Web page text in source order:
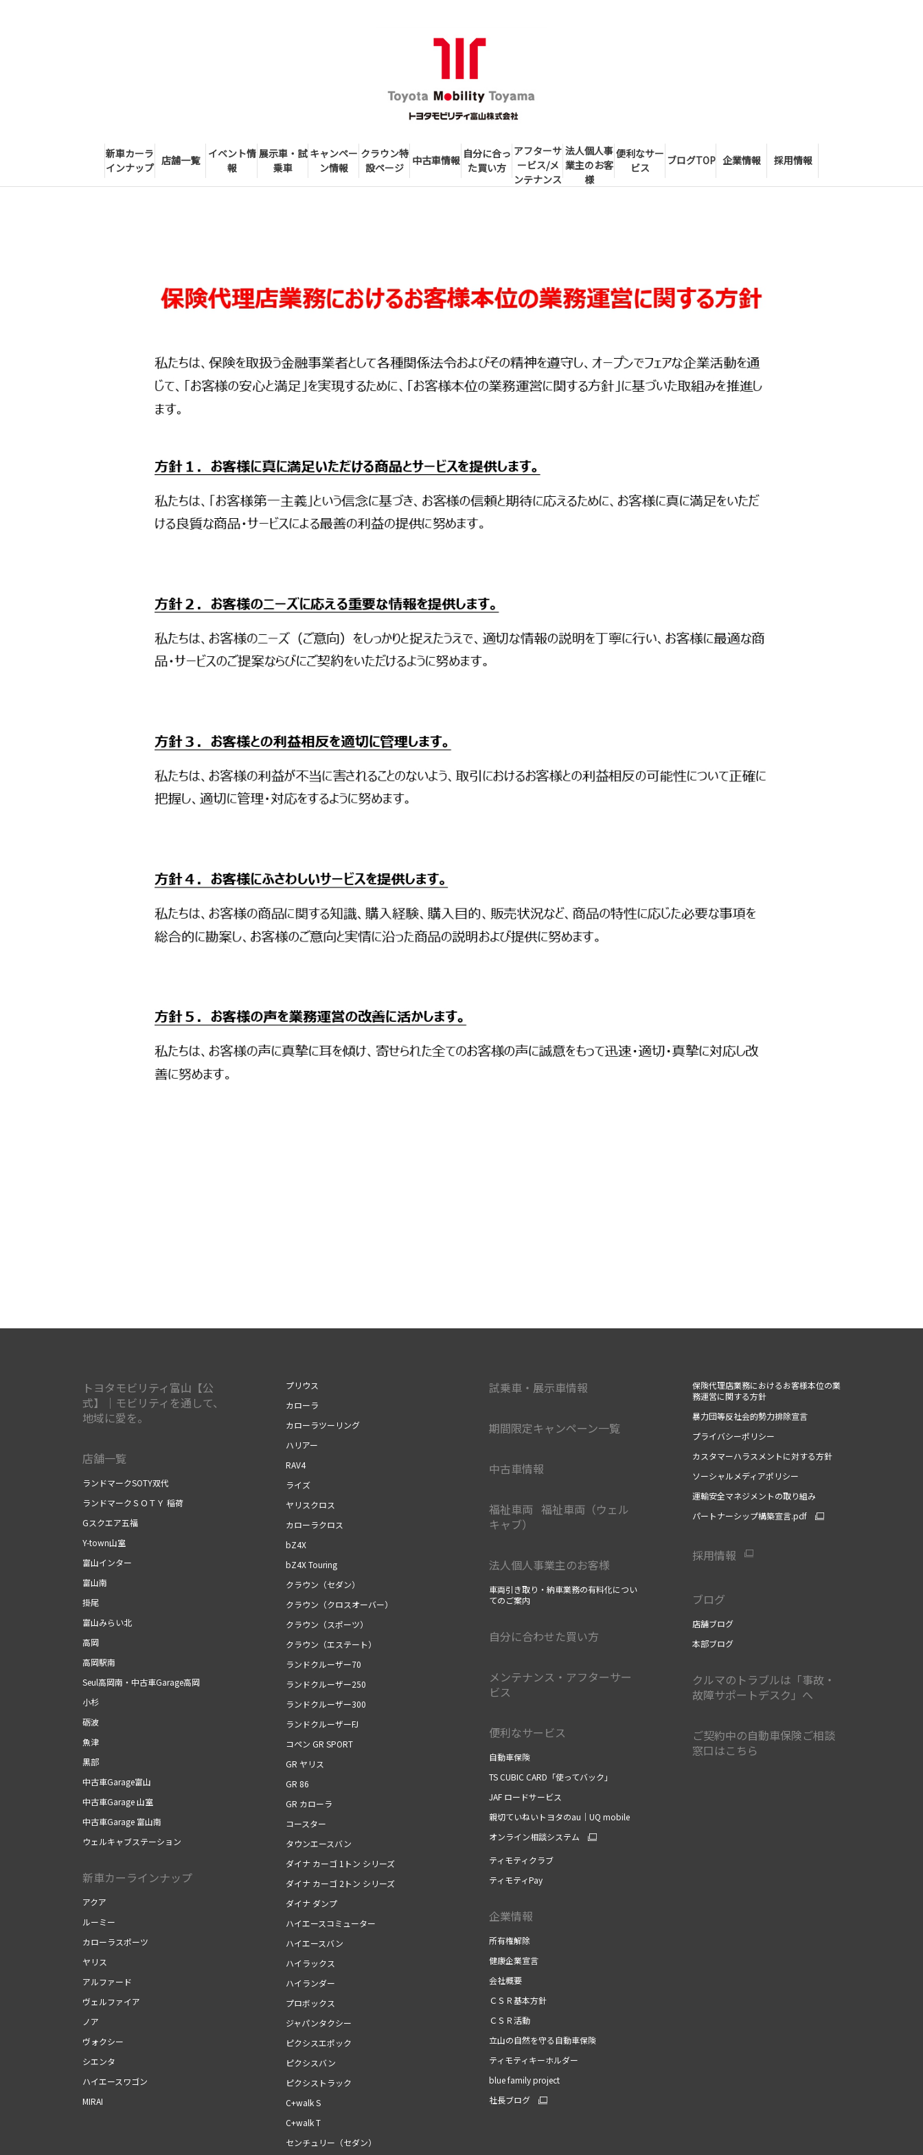
新車カーラ
インナップ
店舗一覧
イベント情
報
展示車・試
乗車
キャンペー
ン情報
クラウン特
設ページ
中古車情報 自分に合っ
た買い方
アフターサ
ービス/メ
ンテナンス
法人個人事
業主のお客
様
便利なサー
ビス
ブログTOP 企業情報 採用情報
トヨタモビリティ富山【公
式】｜モビリティを通して、
地域に愛を。
店舗一覧
ランドマークSOTY双代
ランドマークＳＯＴＹ 稲荷
Gスクエア五福
Y-town山室
富山インター
富山南
掛尾
富山みらい北
高岡
高岡駅南
Seul高岡南・中古車Garage高岡
小杉
砺波
魚津
黒部
中古車Garage富山
中古車Garage 山室
中古車Garage 富山南
ウェルキャブステーション
新車カーラインナップ
アクア
ルーミー
カローラスポーツ
ヤリス
アルファード
ヴェルファイア
ノア
ヴォクシー
シエンタ
ハイエースワゴン
MIRAI
プリウス
カローラ
カローラツーリング
ハリアー
RAV4
ライズ
ヤリスクロス
カローラクロス
bZ4X
bZ4X Touring
クラウン（セダン）
クラウン（クロスオーバー）
クラウン（スポーツ）
クラウン（エステート）
ランドクルーザー70
ランドクルーザー250
ランドクルーザー300
ランドクルーザーFJ
コペン GR SPORT
GR ヤリス
GR 86
GR カローラ
コースター
タウンエースバン
ダイナ カーゴ 1トン シリーズ
ダイナ カーゴ 2トン シリーズ
ダイナ ダンプ
ハイエースコミューター
ハイエースバン
ハイラックス
ハイランダー
プロボックス
ジャパンタクシー
ピクシスエポック
ピクシスバン
ピクシストラック
C+walk S
C+walk T
センチュリー（セダン）
試乗車・展示車情報
期間限定キャンペーン一覧
中古車情報
福祉車両 福祉車両（ウェル
キャブ）
法人個人事業主のお客様
車両引き取り・納車業務の有料化につい
てのご案内
自分に合わせた買い方
メンテナンス・アフターサー
ビス
便利なサービス
自動車保険
TS CUBIC CARD「使ってバック」
JAF ロードサービス
親切ていねいトヨタのau｜UQ mobile
オンライン相談システム
ティモティクラブ
ティモティPay
企業情報
所有権解除
健康企業宣言
会社概要
ＣＳＲ基本方針
ＣＳＲ活動
立山の自然を守る自動車保険
ティモティキーホルダー
blue family project
社長ブログ
保険代理店業務におけるお客様本位の業
務運営に関する方針
暴力団等反社会的勢力排除宣言
プライバシーポリシー
カスタマーハラスメントに対する方針
ソーシャルメディアポリシー
運輸安全マネジメントの取り組み
パートナーシップ構築宣言.pdf
採用情報
ブログ
店舗ブログ
本部ブログ
クルマのトラブルは「事故・
故障サポートデスク」へ
ご契約中の自動車保険ご相談
窓口はこちら